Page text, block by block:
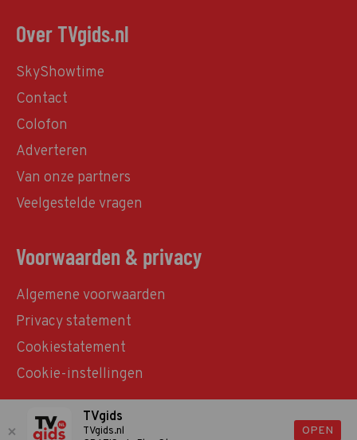
Over TVgids.nl
SkyShowtime
Contact
Colofon
Adverteren
Van onze partners
Veelgestelde vragen
Voorwaarden & privacy
Algemene voorwaarden
Privacy statement
Cookiestatement
Cookie-instellingen
© TVgids.nl 2026 - All rights reserved. No text and
TVgids
TVgids.nl
OPEN